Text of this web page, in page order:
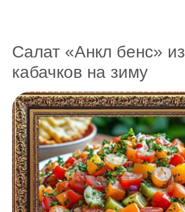
Салат «Анкл бенс» из
кабачков на зиму